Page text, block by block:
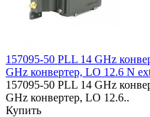
157095-50 PLL 14 GHz
GHz конвертер, LO 12.6 N
157095-50 PLL 14 GHz
GHz конвертер, LO 12.6..
Купить